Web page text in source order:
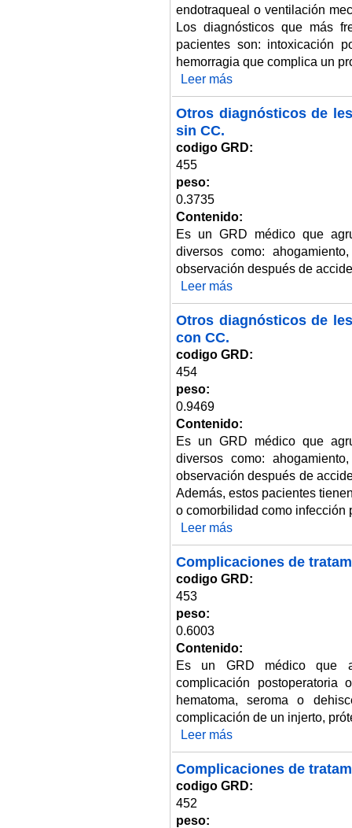
endotraqueal o ventilación
Los diagnósticos que más
pacientes son: intoxicación
hemorragia que complica un
Leer más
Otros diagnósticos de
sin CC.
codigo GRD:
455
peso:
0.3735
Contenido:
Es un GRD médico que
diversos como:
observación después de
Leer más
Otros diagnósticos de
con CC.
codigo GRD:
454
peso:
0.9469
Contenido:
Es un GRD médico que
diversos como:
observación después de
Además, estos pacientes
o comorbilidad como infección
Leer más
Complicaciones de
codigo GRD:
453
peso:
0.6003
Contenido:
Es un GRD médico que
complicación postoperatoria
hematoma, seroma o
complicación de un injerto,
Leer más
Complicaciones de
codigo GRD:
452
peso: